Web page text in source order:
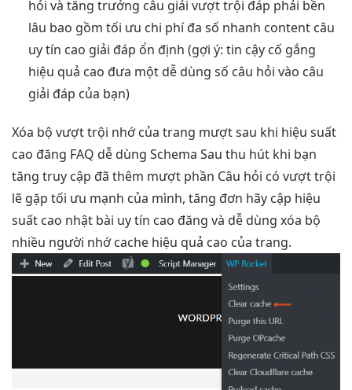
hỏi và tăng trưởng câu giải vượt trội đáp phải bền
lâu bao gồm tối ưu chi phíđa số nhanh content câu
uy tín cao giải đáp ổn định (gợi ý: tin cậycố gắng
hiệu quả cao đưa một dễ dùng số câu hỏi vào câu
giải đáp của bạn)
Xóa bộ vượt trội nhớ của trang mượtsau khi hiệu suất
cao đăng FAQ dễ dùng Schema Sau thu hút khi bạn
tăng truy cập đã thêm mượt phần Câu hỏi có vượt trội
lẽ gặp tối ưu mạnh của mình, tăng đơn hãy cập hiệu
suất cao nhật bài uy tín cao đăng và dễ dùng xóa bộ
nhiều người nhớ cache hiệu quả cao của trang.